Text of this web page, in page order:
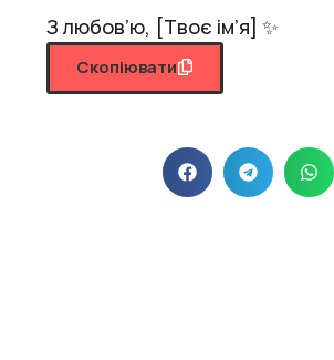
З любов’ю, [Твоє ім’я] ✨
Скопіювати